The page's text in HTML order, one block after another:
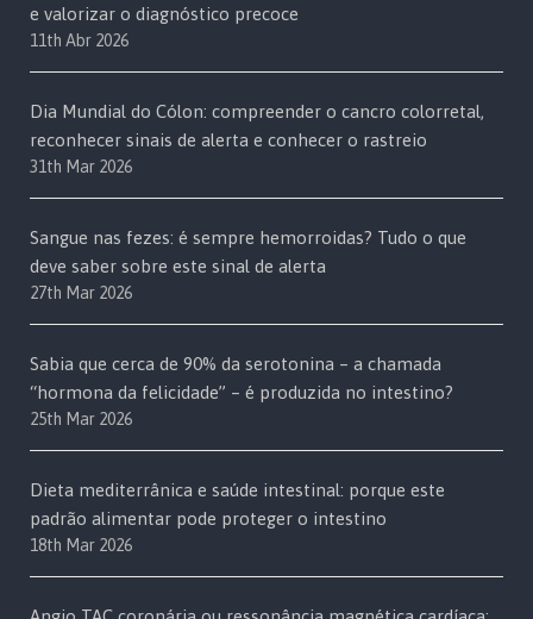
e valorizar o diagnóstico precoce
11th Abr 2026
Dia Mundial do Cólon: compreender o cancro colorretal,
reconhecer sinais de alerta e conhecer o rastreio
31th Mar 2026
Sangue nas fezes: é sempre hemorroidas? Tudo o que
deve saber sobre este sinal de alerta
27th Mar 2026
Sabia que cerca de 90% da serotonina – a chamada
“hormona da felicidade” – é produzida no intestino?
25th Mar 2026
Dieta mediterrânica e saúde intestinal: porque este
padrão alimentar pode proteger o intestino
18th Mar 2026